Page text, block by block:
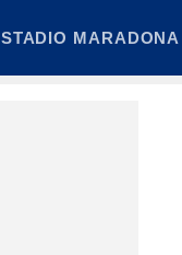
STADIO MARADONA